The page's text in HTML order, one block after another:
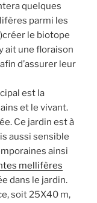
quelques
parmi les
le biotope
ait une floraison
d’assurer leur
est la
et le vivant.
Ce jardin est à
aussi sensible
ainsi
mellifères
dans le jardin.
soit 25X40 m,